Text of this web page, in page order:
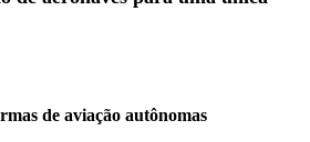
de aviação autônomas